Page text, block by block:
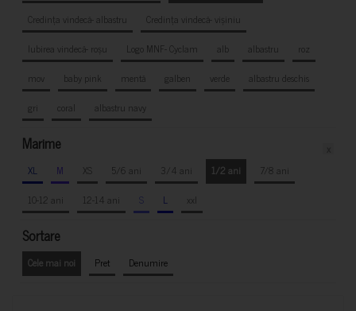
Credința vindecă- albastru
Credința vindecă- vișiniu
Iubirea vindecă- roșu
Logo MNF- Cyclam alb albastru
roz
mov
baby pink mentă galben verde
albastru deschis
gri
coral albastru navy
Marime
XL M XS 5/6 ani 3/4 ani 1/2 ani
7/8 ani
10-12 ani
12-14 ani S L xxl
Sortare
Cele mai noi Pret Denumire